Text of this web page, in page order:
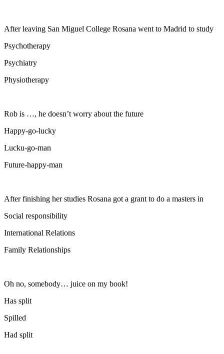
After leaving San Miguel College Rosana went to Madrid to study
Psychotherapy
Psychiatry
Physiotherapy
Rob is …, he doesn’t worry about the future
Happy-go-lucky
Lucku-go-man
Future-happy-man
After finishing her studies Rosana got a grant to do a masters in
Social responsibility
International Relations
Family Relationships
Oh no, somebody… juice on my book!
Has split
Spilled
Had split